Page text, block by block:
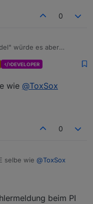
0
würde es aber
ist das eine 3000er?
anders.
DEVELOPER
wie @ToxSox
0
Froggit WH3000SE selbe wie @ToxSox
beim PI